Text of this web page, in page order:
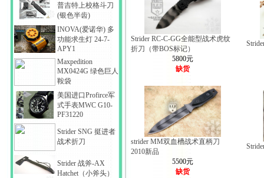
普吉特上校格斗刀
(银色半齿)
INOVA(爱诺华) 多
功能求生灯 24-7-
APY1
Maxpedition
MX0424G 绿色巨人
鞍袋
美国进口Profirce军
式手表MWC G10-
PF31220
Strider SNG 挺进者
战术折刀
Strider 战斧-AX
Hatchet（小斧头）
Strider RC-C-GG全能型战术虎纹
折刀（带BOS标记）
5800元
缺货
strider MM双血槽战术直柄刀
2010新品
5500元
缺货